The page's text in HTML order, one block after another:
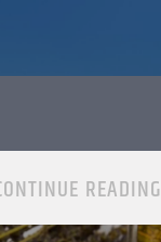
READING